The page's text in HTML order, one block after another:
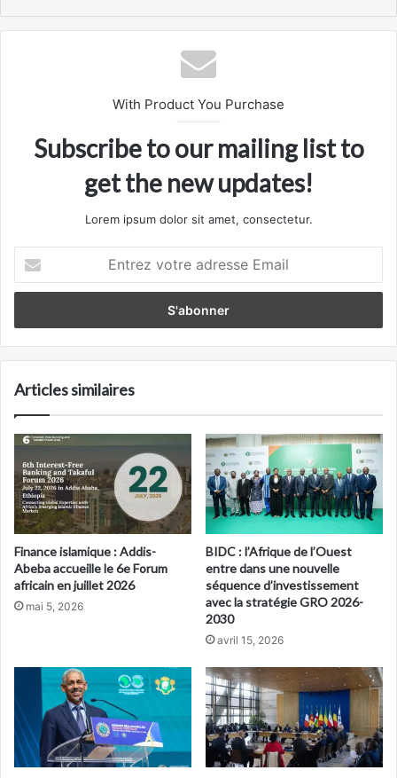
With Product You Purchase
Subscribe to our mailing list to
get the new updates!
Lorem ipsum dolor sit amet, consectetur.
votre
adresse
Articles similaires
Finance islamique : Addis-
Abeba accueille le 6e Forum
africain en juillet 2026
mai 5, 2026
BIDC : l’Afrique de l’Ouest
entre dans une nouvelle
séquence d’investissement
avec la stratégie GRO 2026-
2030
avril 15, 2026